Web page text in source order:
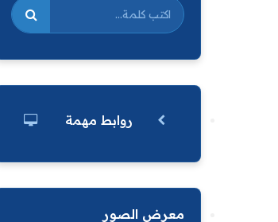
روابط مهمة
معرض الصور